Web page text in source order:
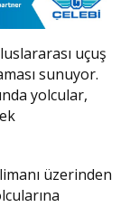
uçuş
sunuyor.
yolcular,
üzerinden